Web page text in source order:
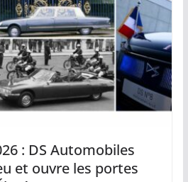
: DS Automobiles
et ouvre les portes